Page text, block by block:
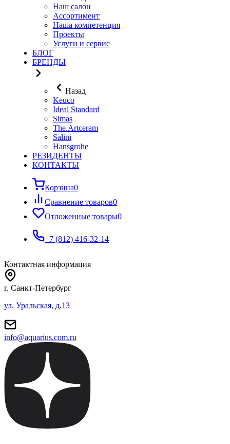
Наш салон
Ассортимент
Наша компетенция
Проекты
Услуги и сервис
БЛОГ
БРЕНДЫ
Назад
Keuco
Ideal Standard
Simas
The.Artceram
Salini
Hansgrohe
РЕЗИДЕНТЫ
КОНТАКТЫ
Корзина0
Сравнение товаров0
Отложенные товары0
+7 (812) 416-32-14
Контактная информация
г. Санкт-Петербург
ул. Уральская, д.13
info@aquarius.com.ru